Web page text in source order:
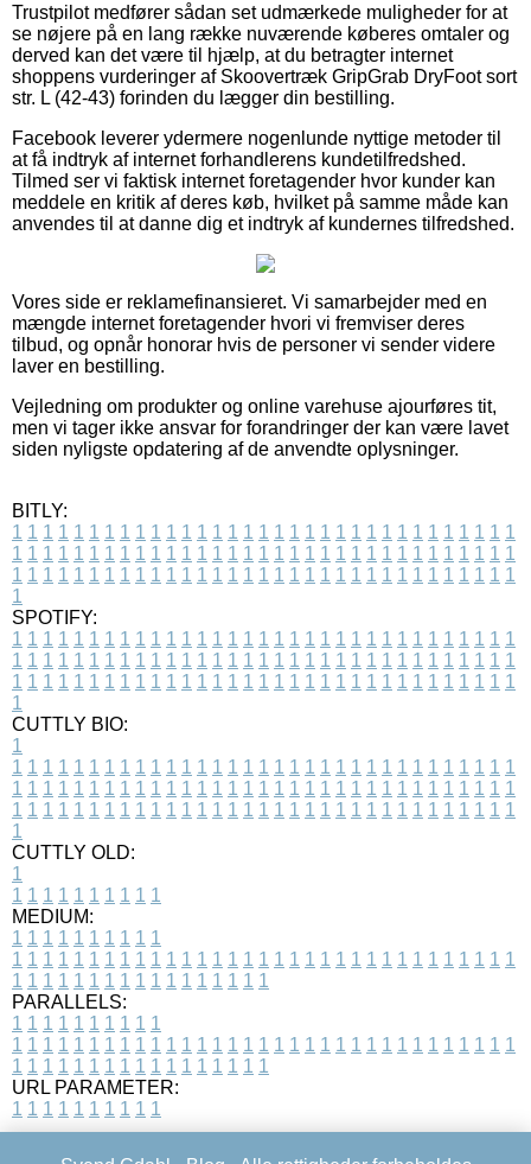
Trustpilot medfører sådan set udmærkede muligheder for at
se nøjere på en lang række nuværende køberes omtaler og
derved kan det være til hjælp, at du betragter internet
shoppens vurderinger af Skoovertræk GripGrab DryFoot sort
str. L (42-43) forinden du lægger din bestilling.
Facebook leverer ydermere nogenlunde nyttige metoder til
at få indtryk af internet forhandlerens kundetilfredshed.
Tilmed ser vi faktisk internet foretagender hvor kunder kan
meddele en kritik af deres køb, hvilket på samme måde kan
anvendes til at danne dig et indtryk af kundernes tilfredshed.
Vores side er reklamefinansieret. Vi samarbejder med en
mængde internet foretagender hvori vi fremviser deres
tilbud, og opnår honorar hvis de personer vi sender videre
laver en bestilling.
Vejledning om produkter og online varehuse ajourføres tit,
men vi tager ikke ansvar for forandringer der kan være lavet
siden nyligste opdatering af de anvendte oplysninger.
BITLY:
1 1 1 1 1 1 1 1 1 1 1 1 1 1 1 1 1 1 1 1 1 1 1 1 1 1 1 1 1 1 1 1 1
1 1 1 1 1 1 1 1 1 1 1 1 1 1 1 1 1 1 1 1 1 1 1 1 1 1 1 1 1 1 1 1 1
1 1 1 1 1 1 1 1 1 1 1 1 1 1 1 1 1 1 1 1 1 1 1 1 1 1 1 1 1 1 1 1 1
1
SPOTIFY:
1 1 1 1 1 1 1 1 1 1 1 1 1 1 1 1 1 1 1 1 1 1 1 1 1 1 1 1 1 1 1 1 1
1 1 1 1 1 1 1 1 1 1 1 1 1 1 1 1 1 1 1 1 1 1 1 1 1 1 1 1 1 1 1 1 1
1 1 1 1 1 1 1 1 1 1 1 1 1 1 1 1 1 1 1 1 1 1 1 1 1 1 1 1 1 1 1 1 1
1
CUTTLY BIO:
1
1 1 1 1 1 1 1 1 1 1 1 1 1 1 1 1 1 1 1 1 1 1 1 1 1 1 1 1 1 1 1 1 1
1 1 1 1 1 1 1 1 1 1 1 1 1 1 1 1 1 1 1 1 1 1 1 1 1 1 1 1 1 1 1 1 1
1 1 1 1 1 1 1 1 1 1 1 1 1 1 1 1 1 1 1 1 1 1 1 1 1 1 1 1 1 1 1 1 1
1
CUTTLY OLD:
1
1 1 1 1 1 1 1 1 1 1
MEDIUM:
1 1 1 1 1 1 1 1 1 1
1 1 1 1 1 1 1 1 1 1 1 1 1 1 1 1 1 1 1 1 1 1 1 1 1 1 1 1 1 1 1 1 1
1 1 1 1 1 1 1 1 1 1 1 1 1 1 1 1 1
PARALLELS:
1 1 1 1 1 1 1 1 1 1
1 1 1 1 1 1 1 1 1 1 1 1 1 1 1 1 1 1 1 1 1 1 1 1 1 1 1 1 1 1 1 1 1
1 1 1 1 1 1 1 1 1 1 1 1 1 1 1 1 1
URL PARAMETER:
1 1 1 1 1 1 1 1 1 1